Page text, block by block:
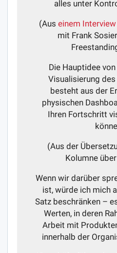
alles unter
(Aus einem
mit Frank
Die Hauptidee
Visualisierung
besteht aus der
physischen
Ihren Fortschritt
(Aus der
Kolumne
Wenn wir darüber
ist, würde ich mich
Satz beschränken –
Werten, in deren
Arbeit mit
innerhalb der